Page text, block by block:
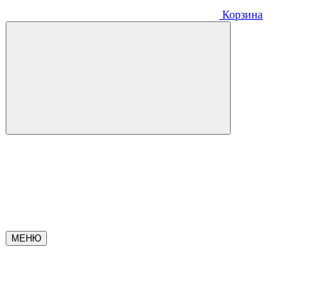
Корзина
МЕНЮ